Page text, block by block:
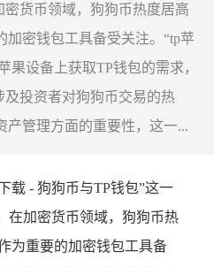
货币领域，狗狗币热度居高
加密钱包工具备受关注。“tp苹
果设备上获取TP钱包的需求，
投资者对狗狗币交易的热
产管理方面的重要性，这一...
载 - 狗狗币与TP钱包”这一
在加密货币领域，狗狗币热
为重要的加密钱包工具备